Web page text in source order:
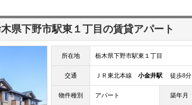
県下野市駅東１丁目の賃貸アパート
所在地 栃木県下野市駅東１丁目
交通 ＪＲ東北本線 小金井駅 徒歩8分
物件種別 アパート 築年月